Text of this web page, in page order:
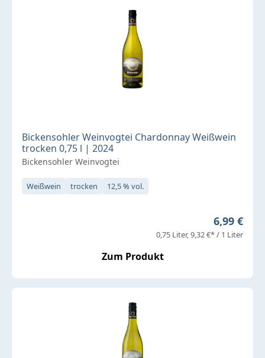
Bickensohler Weinvogtei Chardonnay Weißwein
trocken 0,75 l | 2024
Bickensohler Weinvogtei
Weißwein trocken 12,5 % vol.
Regulärer
6,99 €
0,75 Liter 9,32 €* / 1 Liter
Zum Produkt